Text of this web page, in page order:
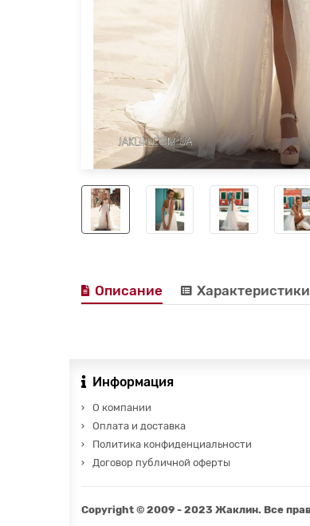
Описание Характеристики
Информация
О компании
Оплата и доставка
Политика конфиденциальности
Договор публичной оферты
Copyright © 2009 - 2023 Жаклин. Все